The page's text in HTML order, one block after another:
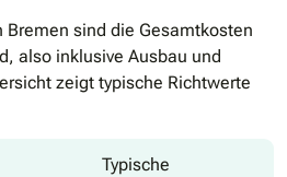
Bremen sind die Gesamtkosten
also inklusive Ausbau und
zeigt typische Richtwerte
Typische